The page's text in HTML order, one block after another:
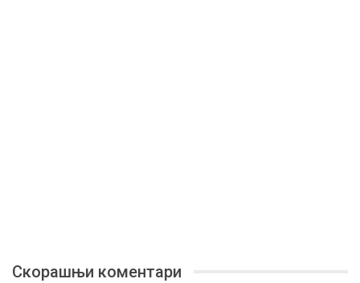
Скорашњи коментари